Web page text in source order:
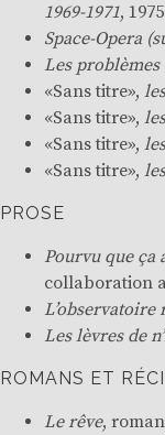
1969-1971, 1975
Space-Opera
Les
«Sans titre»,
«Sans titre»,
«Sans titre»,
«Sans titre»,
PROSE
Pourvu que
collaboration
L’observatoire
Les lèvres de
ROMANS ET
Le rêve,